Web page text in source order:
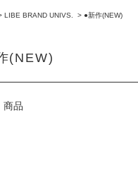
LIBE BRAND UNIVS. > ●新作(NEW)
(NEW)
商品